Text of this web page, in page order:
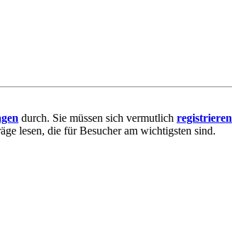
durch. Sie müssen sich vermutlich registrieren
lesen, die für Besucher am wichtigsten sind.